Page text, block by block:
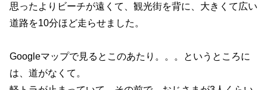
思ったよりビーチが遠くて、観光街を背に、大きくて広い
道路を10分ほど走らせました。
Googleマップで見るとこのあたり。。。というところに
は、道がなくて。